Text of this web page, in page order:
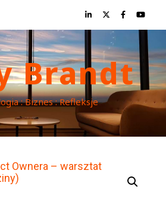
Brandt
: Biznes : Refleksje